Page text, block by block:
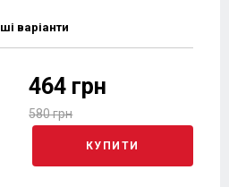
варіанти
464 грн
580 грн
КУПИТИ